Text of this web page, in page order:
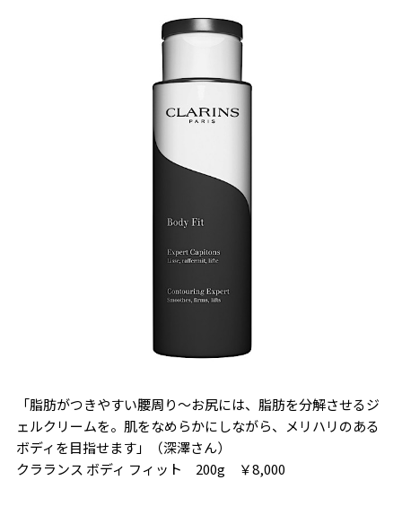
「脂肪がつきやすい腰周り〜お尻には、脂肪を分解させるジ
ェルクリームを。肌をなめらかにしながら、メリハリのある
ボディを目指せます」（深澤さん）
クラランス ボディ フィット 200g ￥8,000